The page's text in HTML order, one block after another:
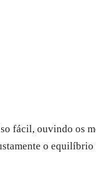
fácil, ouvindo os
o